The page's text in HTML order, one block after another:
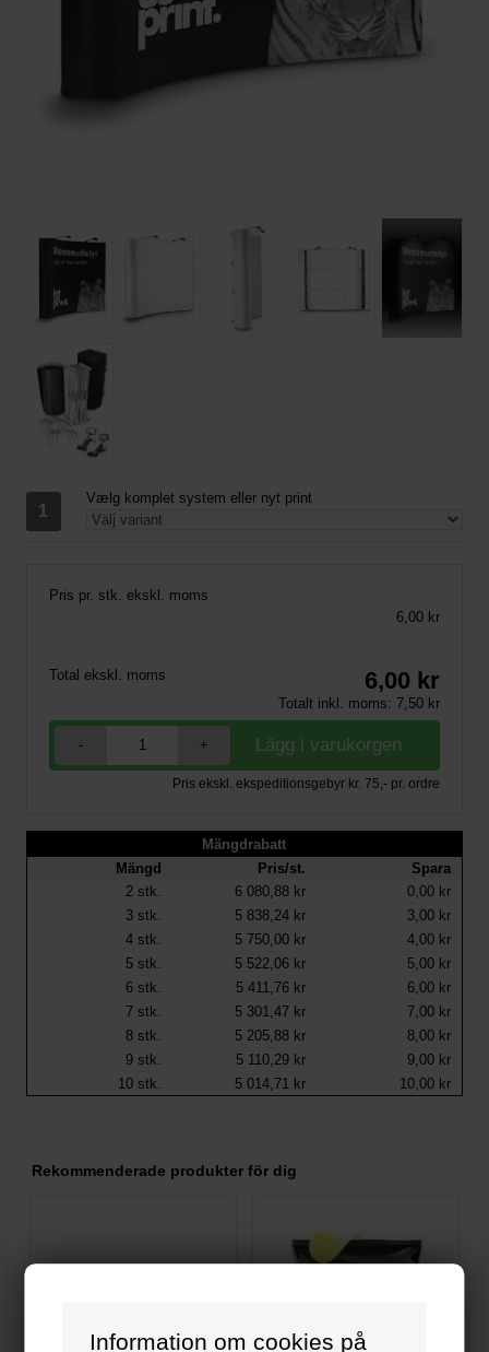
Information om cookies på
Vælg komplet system eller nyt print
Pris pr. stk. ekskl. moms
6,00 kr
Total ekskl. moms 6,00 kr
Totalt inkl. moms: 7,50 kr
- +
Pris ekskl. ekspeditionsgebyr kr. 75,- pr. ordre
Mängdrabatt
Mängd
Pris/st.
Spara
2stk. 6 080,88 kr
0,00 kr
3stk. 5 838,24 kr
3,00 kr
4stk. 5 750,00 kr
4,00 kr
5stk. 5 522,06 kr
5,00 kr
6stk. 5 411,76 kr
6,00 kr
7stk. 5 301,47 kr
7,00 kr
8stk. 5 205,88 kr
8,00 kr
9stk. 5 110,29 kr
9,00 kr
10stk. 5 014,71 kr 10,00 kr
Rekommenderade produkter för dig